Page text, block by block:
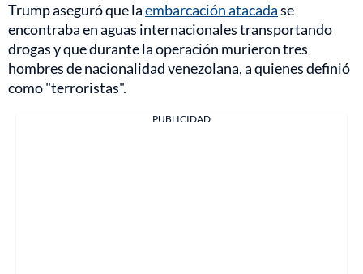
Trump aseguró que laembarcación atacadase
encontraba en aguas internacionales transportando
drogas y que durante la operación murieron tres
hombres de nacionalidad venezolana, a quienes definió
como "terroristas".
PUBLICIDAD